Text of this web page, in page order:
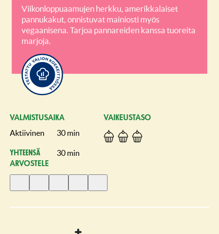
Viikonloppuaamujen herkku, amerikkalaiset
pannukakut, onnistuvat mainiosti myös
vegaanisena. Tarjoa pannareiden kanssa tuoreita
marjoja.
VALMISTUSAIKA
Aktiivinen 30 min
Yhteensä 30 min
VAIKEUSTASO
ARVOSTELE